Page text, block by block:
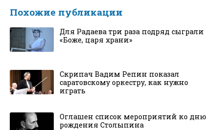
Похожие публикации
Для Радаева три раза подряд сыграли
«Боже, царя храни»
Скрипач Вадим Репин показал
саратовскому оркестру, как нужно
играть
Оглашен список мероприятий ко дню
рождения Столыпина